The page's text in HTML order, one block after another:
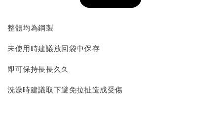
整體均為鋼製
未使用時建議放回袋中保存
即可保持長長久久
洗澡時建議取下避免拉扯造成受傷